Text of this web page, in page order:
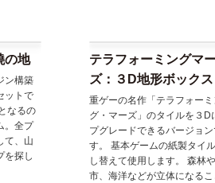
の地
ン構築
ットで
なるの
。全プ
て、山
を探し
テラフォーミングマ
ズ：３D地形ボックス
重ゲーの名作「テラフォーミ
グ・マーズ」のタイルを３D
プグレードできるバージョ
す。 基本ゲームの紙製タイ
し替えて使用します。 森林
市、海洋などが立体になるこ